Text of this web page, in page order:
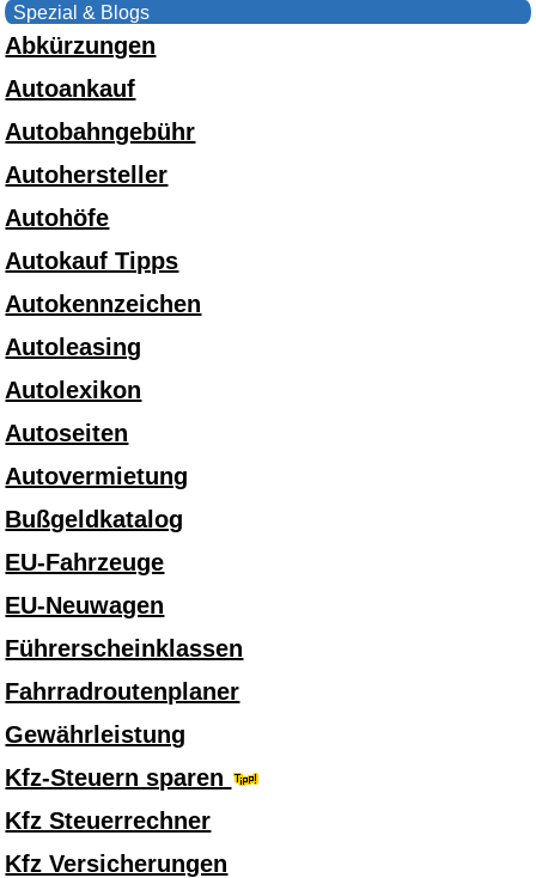
Spezial & Blogs
Abkürzungen
Autoankauf
Autobahngebühr
Autohersteller
Autohöfe
Autokauf Tipps
Autokennzeichen
Autoleasing
Autolexikon
Autoseiten
Autovermietung
Bußgeldkatalog
EU-Fahrzeuge
EU-Neuwagen
Führerscheinklassen
Fahrradroutenplaner
Gewährleistung
Kfz-Steuern sparen
Kfz Steuerrechner
Kfz Versicherungen